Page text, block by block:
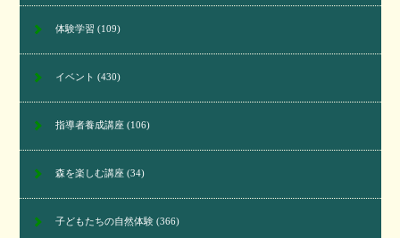
体験学習 (109)
イベント (430)
指導者養成講座(106)
森を楽しむ講座(34)
子どもたちの自然体験(366)